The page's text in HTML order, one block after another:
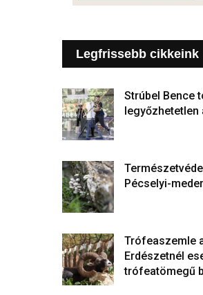
Legfrissebb cikkeink
Strúbel Bence
legyőzhetetlen
Pécselyi-
Trófeaszemle
Erdészetnél
trófeatömegű